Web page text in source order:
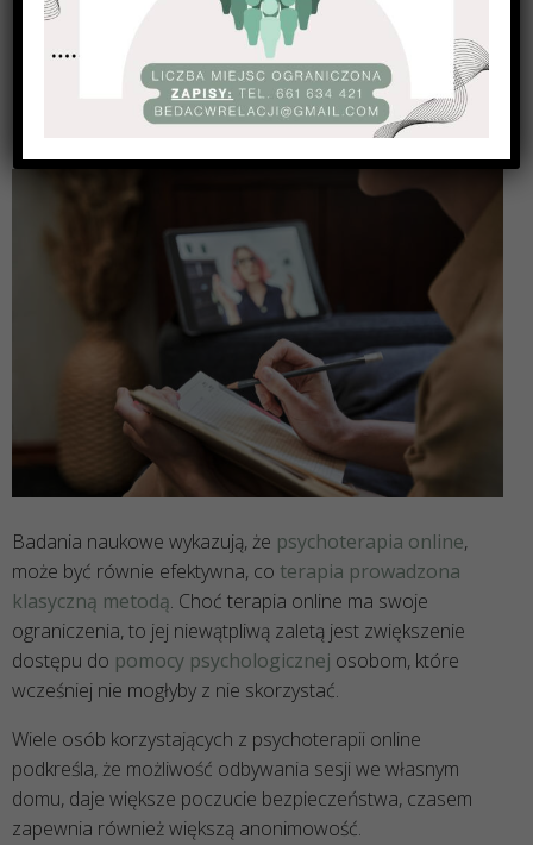
Badania naukowe wykazują, że psychoterapia online,
może być równie efektywna, co terapia prowadzona
klasyczną metodą. Choć terapia online ma swoje
ograniczenia, to jej niewątpliwą zaletą jest zwiększenie
dostępu do pomocy psychologicznej osobom, które
wcześniej nie mogłyby z nie skorzystać.
Wiele osób korzystających z psychoterapii online
podkreśla, że możliwość odbywania sesji we własnym
domu, daje większe poczucie bezpieczeństwa, czasem
zapewnia również większą anonimowość.